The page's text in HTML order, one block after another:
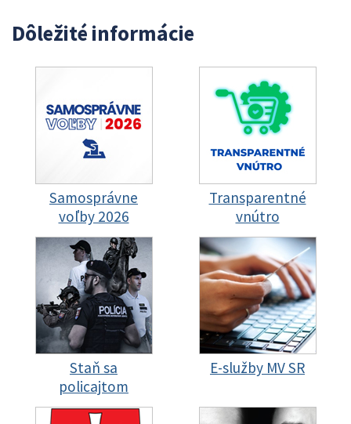
Dôležité informácie
Samosprávne
voľby 2026
Transparentné
vnútro
Staň sa
policajtom
E-služby MV SR